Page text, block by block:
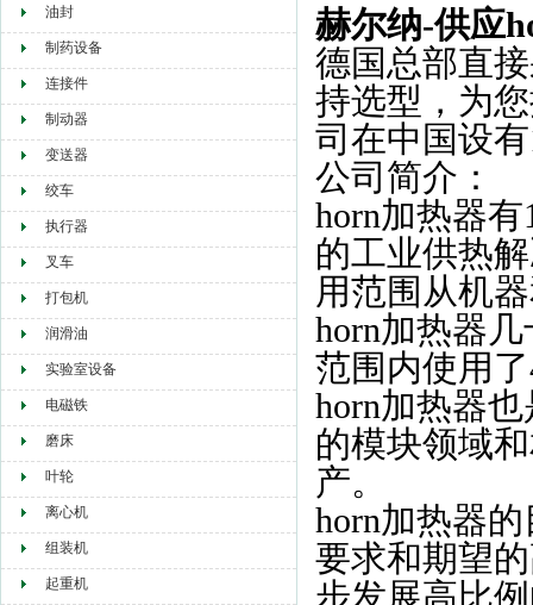
油封
制药设备
连接件
制动器
变送器
绞车
执行器
叉车
打包机
润滑油
实验室设备
电磁铁
磨床
叶轮
离心机
组装机
起重机
赫尔纳-供应
德国总部直
持选型，为
司在中国设
公司简介：
horn加热器
的工业供热
用范围从机
horn加热器
范围内使用
horn加热器
的模块领域
产。
horn加热器
要求和期望
步发展高比